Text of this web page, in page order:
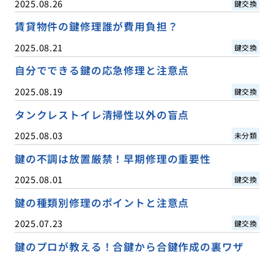
2025.08.26 鍵交換
賃貸物件の鍵修理誰が費用負担？
2025.08.21 鍵交換
自分でできる鍵の応急修理と注意点
2025.08.19 鍵交換
タンクレストイレ清掃性以外の盲点
2025.08.03 未分類
鍵の不調は放置厳禁！早期修理の重要性
2025.08.01 鍵交換
鍵の種類別修理のポイントと注意点
2025.07.23 鍵交換
鍵のプロが教える！合鍵から合鍵作成の裏ワザ